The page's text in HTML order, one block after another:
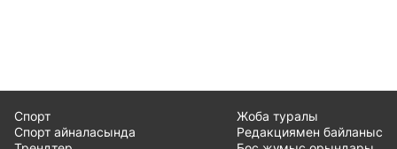
Спорт
Спорт айналасында
Жоба туралы
Редакциямен байланыс